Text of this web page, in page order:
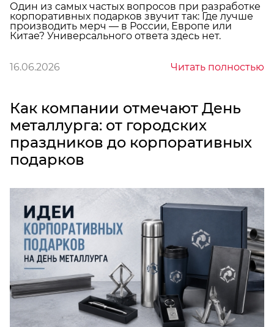
Один из самых частых вопросов при разработке
корпоративных подарков звучит так: Где лучше
производить мерч — в России, Европе или
Китае? Универсального ответа здесь нет.
16.06.2026 Читать полностью
Как компании отмечают День
металлурга: от городских
праздников до корпоративных
подарков